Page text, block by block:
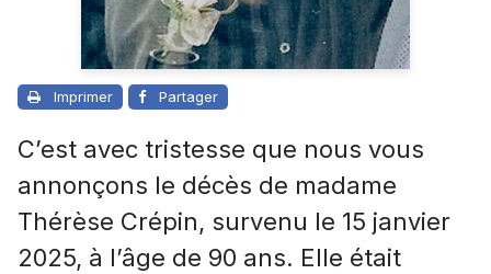
Imprimer Partager
C’est avec tristesse que nous vous
annonçons le décès de madame
Thérèse Crépin, survenu le 15 janvier
2025, à l’âge de 90 ans. Elle était